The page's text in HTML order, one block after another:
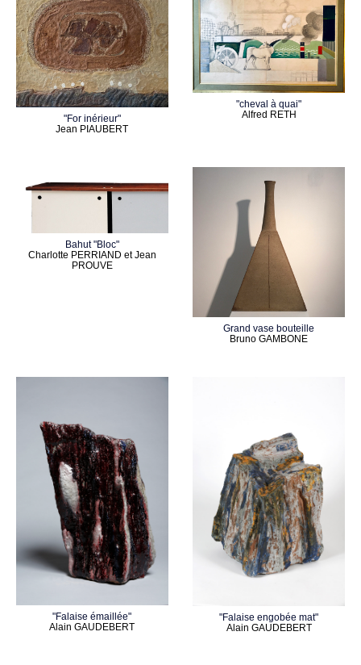
"For inérieur"
Jean PIAUBERT
"cheval à quai"
Alfred RETH
Bahut "Bloc"
Charlotte PERRIAND et Jean
PROUVE
Grand vase bouteille
Bruno GAMBONE
"Falaise émaillée"
Alain GAUDEBERT
"Falaise engobée mat"
Alain GAUDEBERT